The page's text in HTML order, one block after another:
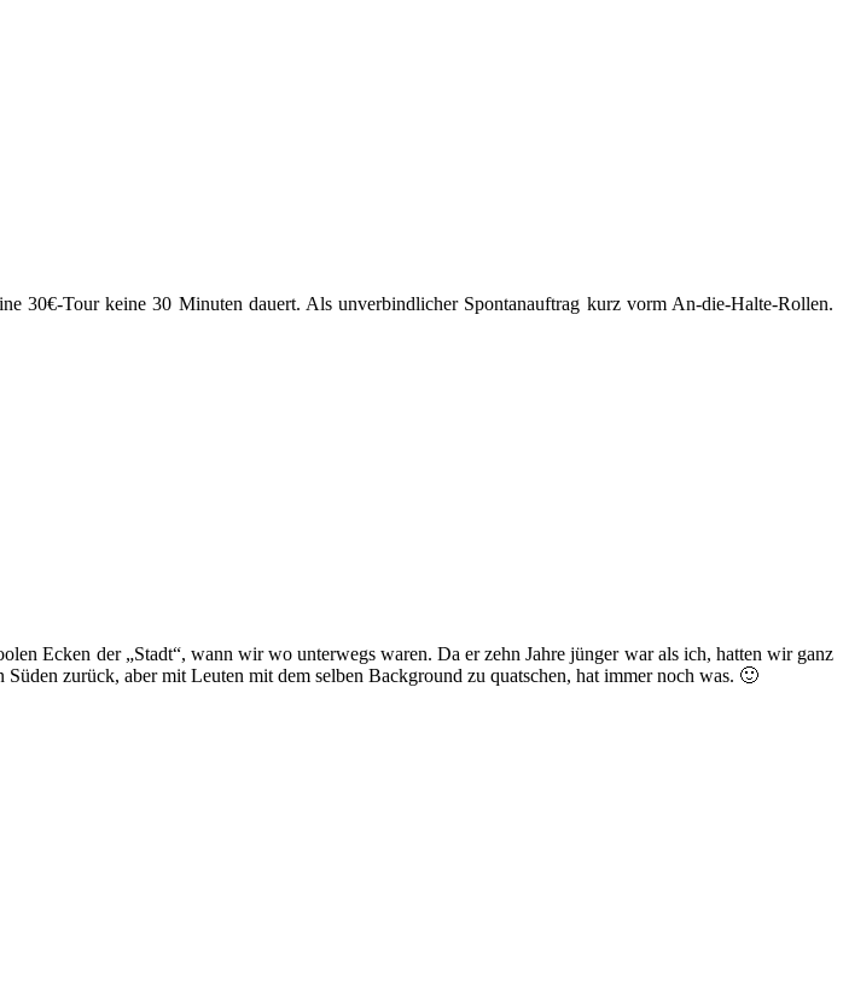
30€-Tour keine 30 Minuten dauert. Als unverbindlicher Spontanauftrag kurz vorm An-die-Halte-Rollen.
Ecken der „Stadt“, wann wir wo unterwegs waren. Da er zehn Jahre jünger war als ich, hatten wir ganz
zurück, aber mit Leuten mit dem selben Background zu quatschen, hat immer noch was. 🙂